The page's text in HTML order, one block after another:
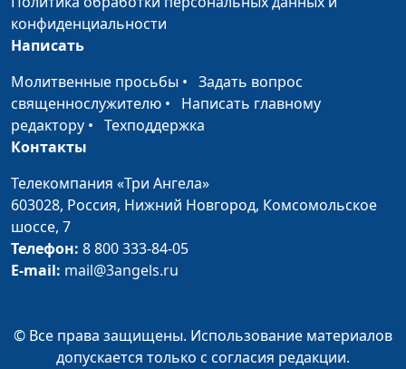
Как выстроить границы
с детьми
психолог
Хороший родитель:
поощрять
самостоятельность
Хороший родитель: как
правильно проявлять
любовь
Кто влияет на
мотивацию ребёнка в
Юлия Синицына,
Ольга Лебедева,
#744
конфиденциальности
Написать
Молитвенные просьбы • Задать вопрос
священнослужителю • Написать главному
редактору • Техподдержка
Контакты
Телекомпания «Три Ангела»
603028, Россия, Нижний Новгород, Комсомольское
шоссе, 7
Телефон: 8 800 333-84-05
E-mail: mail@3angels.ru
© Все права защищены. Использование материалов
допускается только с согласия редакции.